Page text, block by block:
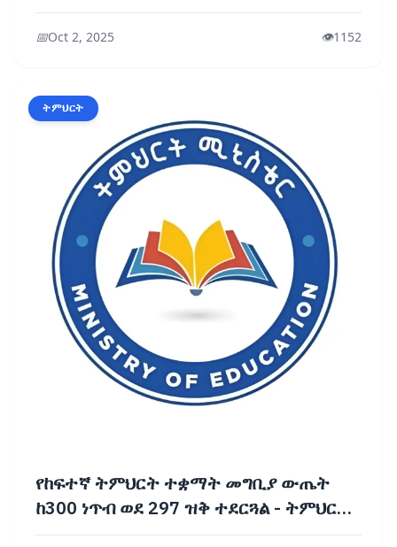
📅Oct 2, 2025 👁️1152
ትምህርት
የከፍተኛ ትምህርት ተቋማት መግቢያ ውጤት
ከ300 ነጥብ ወደ 297 ዝቅ ተደርጓል - ትምህርት
ሚኒስቴር